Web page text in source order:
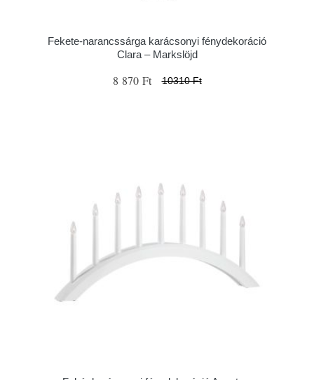
Fekete-narancssárga karácsonyi fénydekoráció
Clara – Markslöjd
8 870 Ft 10310 Ft